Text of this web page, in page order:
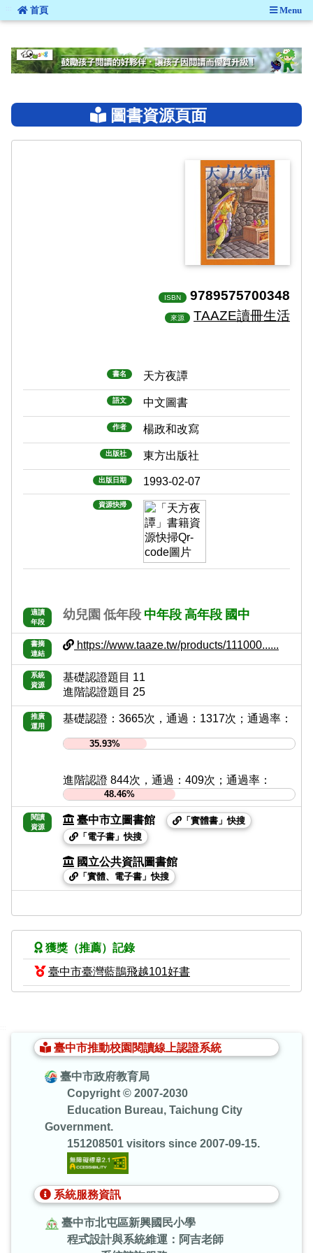
::: 首頁 Menu
圖書資源頁面
ISBN 9789575700348
來源 TAAZE讀冊生活
書名 天方夜譚
語文 中文圖書
作者 楊政和改寫
出版社 東方出版社
出版日期 1993-02-07
資源快掃
適讀
年段
幼兒園 低年段 中年段 高年段 國中
書摘
連結
https://www.taaze.tw/products/111000......
系統
資源
基礎認證題目 11
進階認證題目 25
推廣
運用
基礎認證：3665次，通過：1317次；通過率：
35.93%
進階認證 844次，通過：409次；通過率：
48.46%
閱讀
資源
臺中市立圖書館
「實體書」快搜
「電子書」快搜
國立公共資訊圖書館
「實體、電子書」快搜
獲獎（推薦）記錄
臺中市臺灣藍鵲飛越101好書
臺中市推動校園閱讀線上認證系統
臺中市政府教育局
Copyright © 2007-2030
Education Bureau, Taichung City
Government.
151208501 visitors since 2007-09-15.
系統服務資訊
臺中市北屯區新興國民小學
程式設計與系統維運：阿吉老師